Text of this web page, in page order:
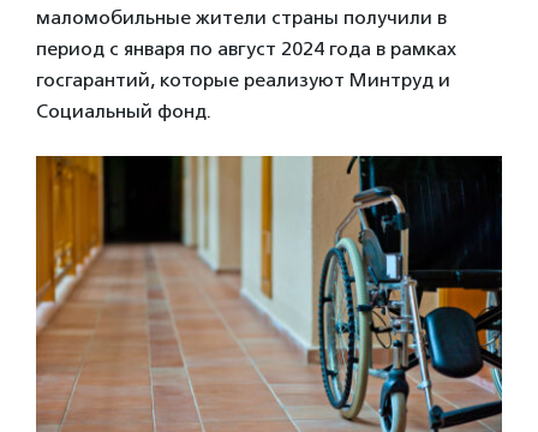
маломобильные жители страны получили в
период с января по август 2024 года в рамках
госгарантий, которые реализуют Минтруд и
Социальный фонд.